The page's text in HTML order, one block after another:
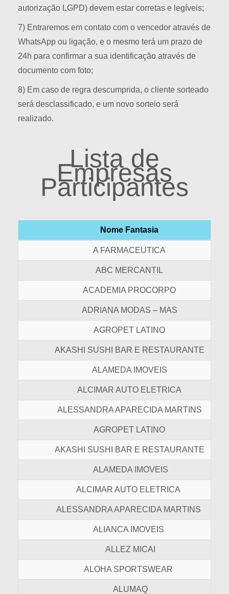
autorização LGPD) devem estar corretas e legíveis;
7) Entraremos em contato com o vencedor através de
WhatsApp ou ligação, e o mesmo terá um prazo de
24h para confirmar a sua identificação através de
documento com foto;
8) Em caso de regra descumprida, o cliente sorteado
será desclassificado, e um novo sorteio será
realizado.
Lista de
Empresas
Participantes
Nome Fantasia
A FARMACEUTICA
ABC MERCANTIL
ACADEMIA PROCORPO
ADRIANA MODAS – MAS
AGROPET LATINO
AKASHI SUSHI BAR E RESTAURANTE
ALAMEDA IMOVEIS
ALCIMAR AUTO ELETRICA
ALESSANDRA APARECIDA MARTINS
AGROPET LATINO
AKASHI SUSHI BAR E RESTAURANTE
ALAMEDA IMOVEIS
ALCIMAR AUTO ELETRICA
ALESSANDRA APARECIDA MARTINS
ALIANCA IMOVEIS
ALLEZ MICAI
ALOHA SPORTSWEAR
ALUMAQ